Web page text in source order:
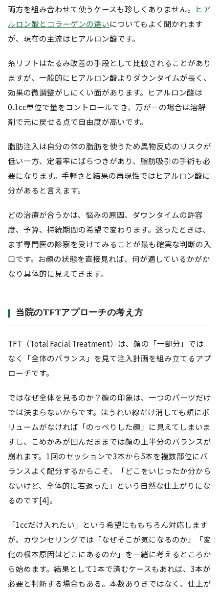
両方を組み合わせて使うケースも珍しくありません。 ヒア
ルロン酸とコラーゲンの違いについてもよく聞かれます
が、現在の主流はヒアルロン酸です。
糸リフトはたるみ改善の手段として比較されることがあり
ますが、一般的にヒアルロン酸よりダウンタイムが長く、
効果の微調整がしにくい面があります。ヒアルロン酸は
0.1cc単位で量をコントロールでき、万が一の場合は溶解
剤で元に戻せる点で自由度が高いです。
脂肪注入は自分の体の脂肪を使うため異物反応のリスクが
低い一方、定着率にばらつきがあり、脂肪吸引の手術も必
要になります。手軽さと結果の再現性ではヒアルロン酸に
分があると言えます。
どの治療が合うかは、悩みの原因、ダウンタイムの許容
度、予算、持続期間の希望で変わります。迷ったときは、
まず専門医の診察を受けてみることが最も確実な判断の入
口です。お顔の状態を直接見れば、何が適しているかがか
なり具体的に見えてきます。
当院のTFTアプローチの考え方
TFT（Total Facial Treatment）は、顔の「一部分」では
なく「全体のバランス」を見て注入計画を組み立てるアプ
ローチです。
ではなぜ全体を見るのか？顔の印象は、一つのパーツだけ
では決まらないからです。ほうれい線だけ消しても頬にボ
リュームがなければ「のっぺりした顔」に見えてしまいま
すし、こめかみが凹んだままでは顔の上半分のバランスが
崩れます。1回のセッションで3本から5本を複数部位にバ
ランスよく配分するからこそ、「どこをいじったか分から
ないけど、全体的に若返った」という自然な仕上がりにな
るのです[4]。
「1ccだけ入れたい」という希望にももちろん対応します
が、カウンセリングでは「なぜそこが気になるのか」「変
化の根本原因はどこにあるのか」を一緒に考えるところか
ら始めます。結果として1本で済むケースもあれば、3本が
必要と判断する場合もある。本数ありきではなく、仕上が